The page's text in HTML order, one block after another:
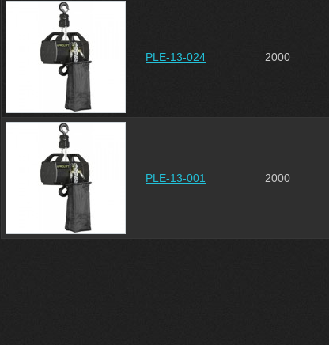
PLE-13-024 2000
PLE-13-001 2000